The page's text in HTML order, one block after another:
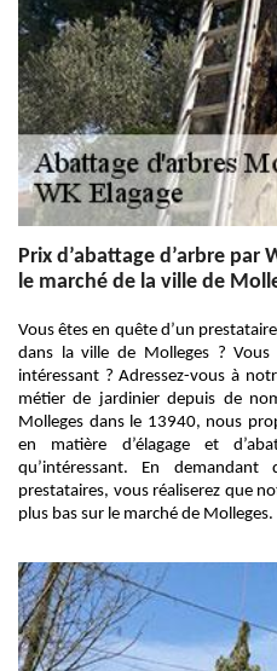
Prix d’abattage d’arbre par
le marché de la ville de
Vous êtes en quête d’un
dans la ville de Molleges ?
intéressant ? Adressez-vous à
métier de jardinier depuis de
Molleges dans le 13940, nous
en matière d’élagage et
qu’intéressant. En
prestataires, vous réaliserez que
plus bas sur le marché de Molleges.